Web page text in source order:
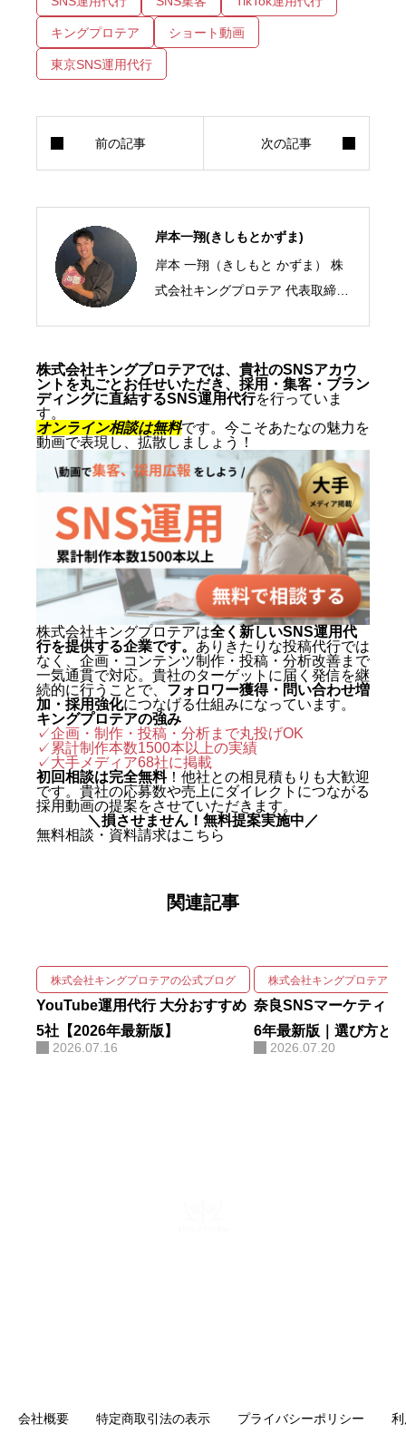
キングプロテア ショート動画
東京SNS運用代行
岸本一翔(きしもとかずま)
岸本 一翔（きしもと かずま） 株
式会社キングプロテア 代表取締役
市生まれ。10代からSNSマーケテ
ィングの最前線に立ち、ショート
動画を軸にした集客・ブランディ
ングを専門とする。SNS運用代行
およびショート動画制作では累計
1,500本以上を手がけ、再生され
る動画の型と、フォロワーを「指
名・来店・売上」へ変える設計に
定評がある。 キャリアの原点は、
札幌でも有数のAI先進企業・株式
会社エグゼクティブマーケティン
グジャパン。執行役員を2年間務
め、AIO対策（AI検索最適化）を
はじめとする最先端のAIマーケテ
ィングを実戦の現場で体得した。
2024年に株式会社キングプロテア
を創業。 実績は数字で裏づけられ
ている。SNS運用代行事業では、
自社アカウントを「札幌 SNS運用
gleニュースをはじめ大手メディア
画・撮影・編集・運用をワンスト
ップで回しながら、そこにAIを掛
け合わせて成果を伸ばす実装力に
ある。AIコンサルティング・AI研
株式会社キングプロテアでは、貴社のSNSアカウ
ントを丸ごとお任せいただき、採用・集客・ブラン
ディングに直結するSNS運用代行を行っていま
す。
オンライン相談は無料です。今こそあたなの魅力を
動画で表現し、拡散しましょう！
株式会社キングプロテアは全く新しいSNS運用代
行を提供する企業です。 ありきたりな投稿代行では
なく、企画・コンテンツ制作・投稿・分析改善まで
一気通貫で対応。貴社のターゲットに届く発信を継
続的に行うことで、 フォロワー獲得・問い合わせ増
加・採用強化につなげる仕組みになっています。
キングプロテアの強み
✓企画・制作・投稿・分析まで丸投げOK
✓累計制作本数1500本以上の実績
✓大手メディア68社に掲載
初回相談は完全無料！他社との相見積もりも大歓迎
です。貴社の応募数や売上にダイレクトにつながる
採用動画の提案をさせていただきます。
＼損させません！無料提案実施中／
無料相談・資料請求はこちら
関連記事
株式会社キングプロテアの公式ブログ
YouTube運用代行 大分おすすめ
5社【2026年最新版】
2026.07.16
株式会社キングプロテアの
奈良SNSマーケティン
6年最新版｜選び方と
2026.07.20
会社概要 特定商取引法の表示 プライバシーポリシー